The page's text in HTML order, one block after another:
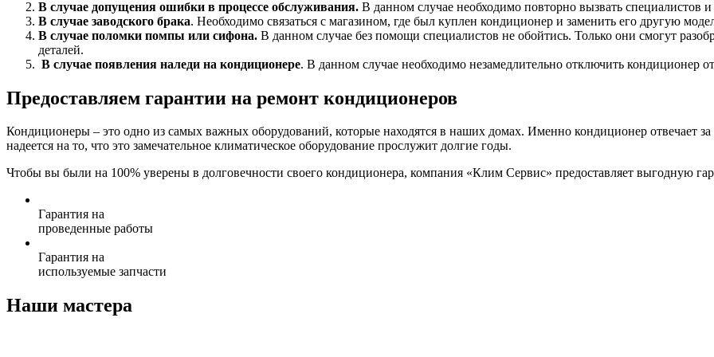
В случае допущения ошибки в процессе обслуживания. В данном случае необходимо повторно вызвать специалистов
В случае заводского брака. Необходимо связаться с магазином, где был куплен кондиционер и заменить его другую
В случае поломки помпы или сифона. В данном случае без помощи специалистов не обойтись. Только они смогут
деталей.
В случае появления наледи на кондиционере. В данном случае необходимо незамедлительно отключить кондиционер
Предоставляем гарантии на ремонт кондиционеров
Кондиционеры – это одно из самых важных оборудований, которые находятся в наших домах. Именно кондиционер отвечает
надеется на то, что это замечательное климатическое оборудование прослужит долгие годы.
Чтобы вы были на 100% уверены в долговечности своего кондиционера, компания «Клим Сервис» предоставляет выгодную
Гарантия на
проведенные работы
Гарантия на
используемые запчасти
Наши мастера